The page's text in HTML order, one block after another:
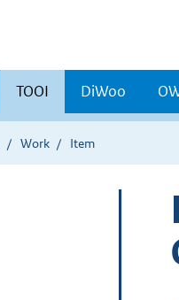
TOOI DiWoo
Work Item